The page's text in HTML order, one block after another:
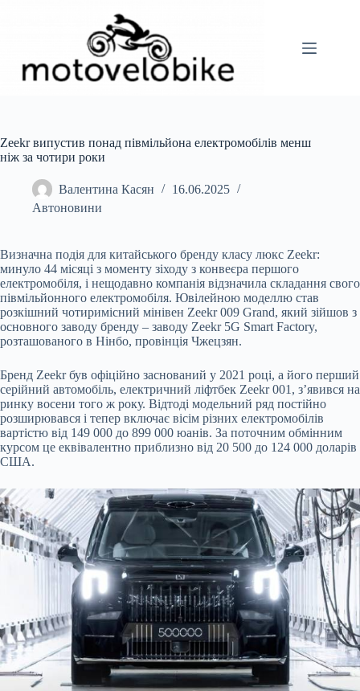
Zeekr випустив понад півмільйона електромобілів менш
ніж за чотири роки
Валентина Касян
16.06.2025
Автоновини
Визначна подія для китайського бренду класу люкс Zeekr:
минуло 44 місяці з моменту зіходу з конвеєра першого
електромобіля, і нещодавно компанія відзначила складання свого
півмільйонного електромобіля. Ювілейною моделлю став
розкішний чотиримісний мінівен Zeekr 009 Grand, який зійшов з
основного заводу бренду – заводу Zeekr 5G Smart Factory,
розташованого в Нінбо, провінція Чжецзян.
Бренд Zeekr був офіційно заснований у 2021 році, а його перший
серійний автомобіль, електричний ліфтбек Zeekr001, з’явився на
ринку восени того ж року. Відтоді модельний ряд постійно
розширювався і тепер включає вісім різних електромобілів
вартістю від 149 000 до 899 000 юанів. За поточним обмінним
курсом це еквівалентно приблизно від 20 500 до 124 000 доларів
США.